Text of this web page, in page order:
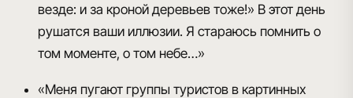
везде: и за кроной деревьев тоже!» В этот день
рушатся ваши иллюзии. Я стараюсь помнить о
том моменте, о том небе…»
«Меня пугают группы туристов в картинных